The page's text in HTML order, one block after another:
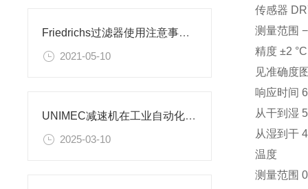
Friedrichs过滤器使用注意事项是值得牢记的
2021-05-10
UNIMEC减速机在工业自动化领域的用途
2025-03-10
传感器
测量范围
精度 ±2
见准确度
响应时间
从干到湿
从湿到干
温度
测量范围